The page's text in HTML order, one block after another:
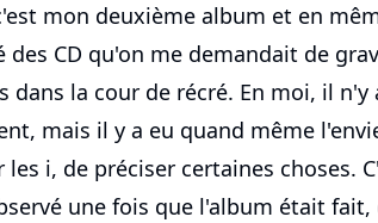
mon deuxième album et en
des CD qu'on me demandait de
dans la cour de récré. En moi, il n'y
mais il y a eu quand même
les i, de préciser certaines choses.
une fois que l'album était fait,